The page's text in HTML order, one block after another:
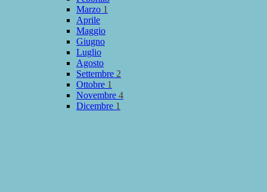
Marzo 1
Aprile
Maggio
Giugno
Luglio
Agosto
Settembre 2
Ottobre 1
Novembre 4
Dicembre 1